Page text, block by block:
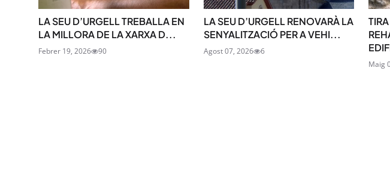
LA SEU D’URGELL TREBALLA EN
LA MILLORA DE LA XARXA D...
Febrer 19, 2026 90
LA SEU D’URGELL RENOVARÀ LA
SENYALITZACIÓ PER A VEHI...
Agost 07, 2026 6
Maig